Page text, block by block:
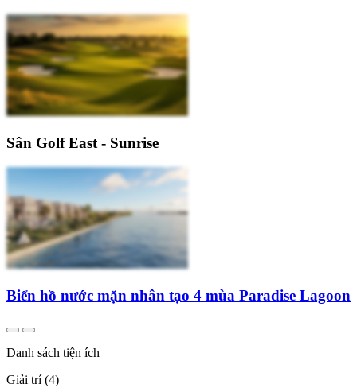
Sân Golf East - Sunrise
Biển hồ nước mặn nhân tạo 4 mùa Paradise Lagoon
Danh sách tiện ích
Giải trí (4)